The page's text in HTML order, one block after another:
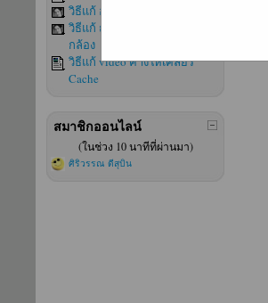
วิธีแก้ อบรมหัวข้อต่อไปไม่ได้
วิธีแก้ ถ่ายรูปไม่ได้ให้เปิด
กล้อง
วิธีแก้ video ค้างให้เคลียร์
Cache
สมาชิกออนไลน์
(ในช่วง 10 นาทีที่ผ่านมา)
ศิริวรรณ ดีสุบิน